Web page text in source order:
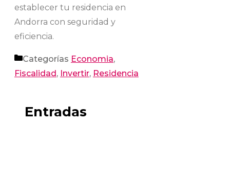
establecer tu residencia en
Andorra con seguridad y
eficiencia.
Categorías Economia,
Fiscalidad , Invertir, Residencia
Entradas